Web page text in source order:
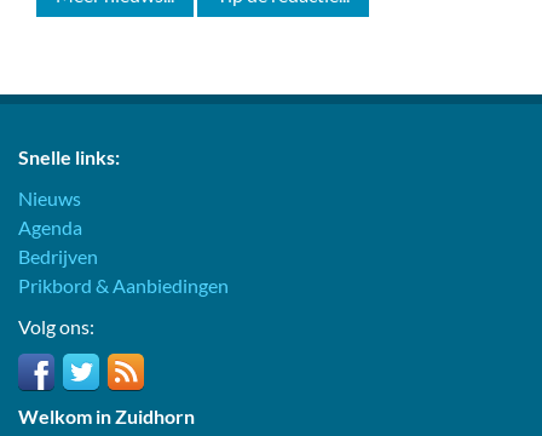
Snelle links:
Nieuws
Agenda
Bedrijven
Prikbord & Aanbiedingen
Volg ons:
Welkom in Zuidhorn